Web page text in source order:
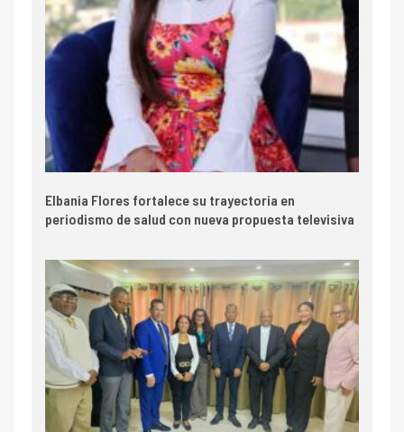
Elbania Flores fortalece su trayectoria en
periodismo de salud con nueva propuesta televisiva